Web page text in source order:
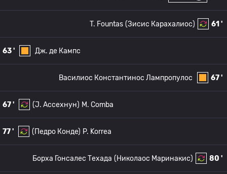
61 '
(Зисис Карахалиос)
T. Fountas
63 ' Дж. де Кампс
67 '
Василиос Константинос Лампропулос
67 ' (J. Ассехнун) M. Comba
77 ' (Педро Конде) P. Korrea
80 '
(Николаос Маринакис)
Борха Гонсалес Техада